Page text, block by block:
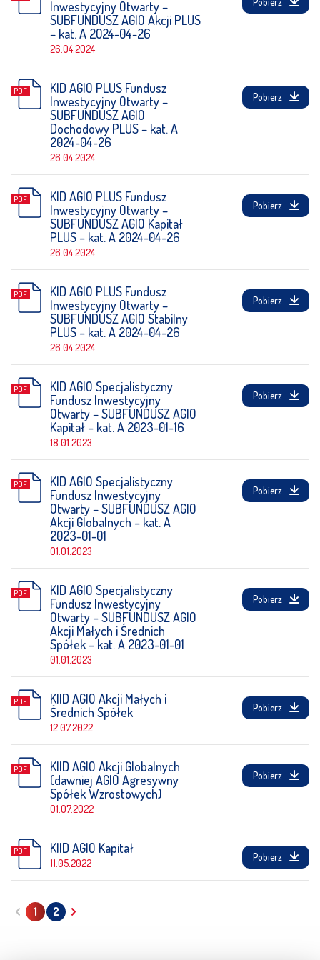
AGIO Stabilny PLUS
Strategia Depozytowa
Strategia Konserwatywna
Strategia Optymalna
Strategia Wzrostowa
Notowania
Prospekty
Inwestycyjny Otwarty –
SUBFUNDUSZ AGIO Akcji PLUS
– kat. A 2024-04-26
26.04.2024
KID AGIO PLUS Fundusz
Inwestycyjny Otwarty –
SUBFUNDUSZ AGIO
Dochodowy PLUS – kat. A
2024-04-26
26.04.2024
Pobierz
KID AGIO PLUS Fundusz
Inwestycyjny Otwarty –
SUBFUNDUSZ AGIO Kapitał
PLUS – kat. A 2024-04-26
26.04.2024
Pobierz
KID AGIO PLUS Fundusz
Inwestycyjny Otwarty –
SUBFUNDUSZ AGIO Stabilny
PLUS – kat. A 2024-04-26
26.04.2024
Pobierz
KID AGIO Specjalistyczny
Fundusz Inwestycyjny
Otwarty – SUBFUNDUSZ AGIO
Kapitał – kat. A 2023-01-16
18.01.2023
Pobierz
KID AGIO Specjalistyczny
Fundusz Inwestycyjny
Otwarty – SUBFUNDUSZ AGIO
Akcji Globalnych – kat. A
2023-01-01
01.01.2023
Pobierz
KID AGIO Specjalistyczny
Fundusz Inwestycyjny
Otwarty – SUBFUNDUSZ AGIO
Akcji Małych i Średnich
Spółek – kat. A 2023-01-01
01.01.2023
Pobierz
KIID AGIO Akcji Małych i
Średnich Spółek
12.07.2022
Pobierz
KIID AGIO Akcji Globalnych
(dawniej AGIO Agresywny
Spółek Wzrostowych)
01.07.2022
Pobierz
KIID AGIO Kapitał
11.05.2022
Pobierz
1 2